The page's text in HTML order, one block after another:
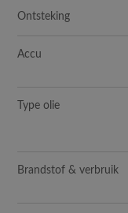
Ontsteking
Accu
Type olie
Brandstof & verbruik